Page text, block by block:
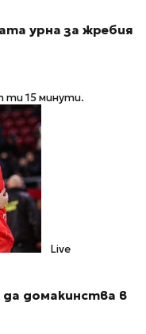
урна за жребия
ти 15 минути.
Live
домакинства в